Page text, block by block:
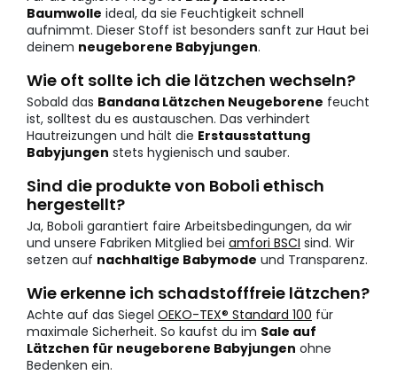
Baumwolle ideal, da sie Feuchtigkeit schnell
aufnimmt. Dieser Stoff ist besonders sanft zur Haut bei
deinem neugeborene Babyjungen.
Wie oft sollte ich die lätzchen wechseln?
Sobald das Bandana Lätzchen Neugeborene feucht
ist, solltest du es austauschen. Das verhindert
Hautreizungen und hält die Erstausstattung
Babyjungen stets hygienisch und sauber.
Sind die produkte von Boboli ethisch
hergestellt?
Ja, Boboli garantiert faire Arbeitsbedingungen, da wir
und unsere Fabriken Mitglied bei amfori BSCI sind. Wir
setzen auf nachhaltige Babymode und Transparenz.
Wie erkenne ich schadstofffreie lätzchen?
Achte auf das Siegel OEKO-TEX® Standard 100 für
maximale Sicherheit. So kaufst du im Sale auf
Lätzchen für neugeborene Babyjungen ohne
Bedenken ein.